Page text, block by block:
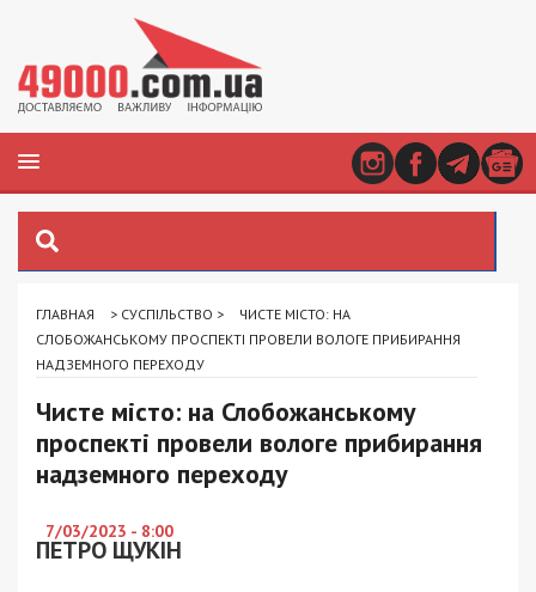
ГЛАВНАЯ > СУСПІЛЬСТВО >
ЧИСТЕ МІСТО: НА
СЛОБОЖАНСЬКОМУ ПРОСПЕКТІ ПРОВЕЛИ ВОЛОГЕ ПРИБИРАННЯ
НАДЗЕМНОГО ПЕРЕХОДУ
Чисте місто: на Слобожанському
проспекті провели вологе прибирання
надземного переходу
7/03/2023 - 8:00
ПЕТРО ЩУКІН